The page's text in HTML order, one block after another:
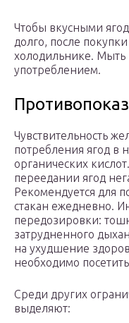
Чтобы вкусными
долго, после
холодильнике. Мыть
употреблением.
Чувствительность
потребления ягод в
органических
переедании ягод
Рекомендуется для
стакан ежедневно.
передозировки:
затрудненного
на ухудшение
необходимо
Среди других
выделяют: